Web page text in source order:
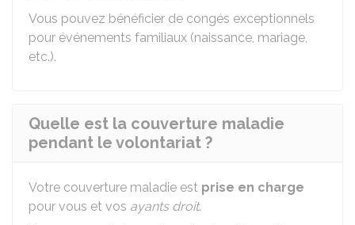
Vous pouvez bénéficier de congés exceptionnels
pour événements familiaux (naissance, mariage,
etc.).
Quelle est la couverture maladie
pendant le volontariat ?
Votre couverture maladie est prise en charge
pour vous et vos ayants droit.